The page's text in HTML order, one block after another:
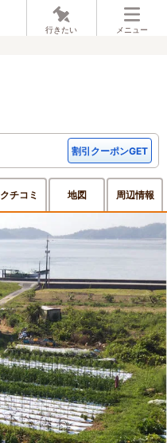
行きたい メニュー
割引クーポンGET
クチコミ 地図 周辺情報